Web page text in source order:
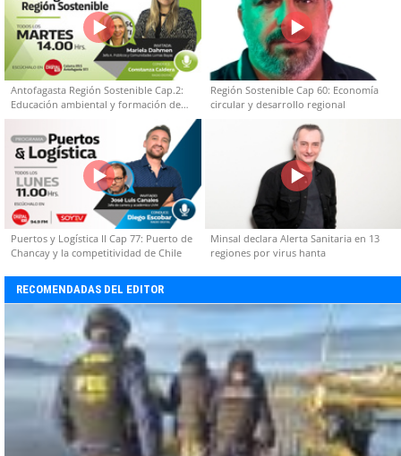
Antofagasta Región Sostenible Cap.2:
Educación ambiental y formación de
capacidades técnicas
Región Sostenible Cap 60: Economía
circular y desarrollo regional
Puertos y Logística II Cap 77: Puerto de
Chancay y la competitividad de Chile
Minsal declara Alerta Sanitaria en 13
regiones por virus hanta
RECOMENDADAS DEL EDITOR